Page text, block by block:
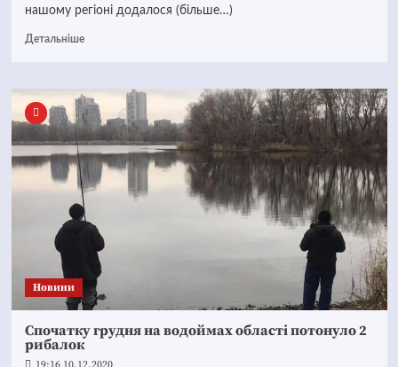
нашому регіоні додалося (більше…)
Детальніше
Новини
Спочатку грудня на водоймах області потонуло 2
рибалок